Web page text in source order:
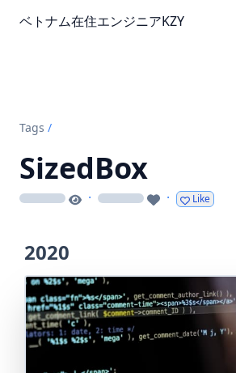
ベトナム在住エンジニアKZY
Tags /
SizedBox
loading · loading · Like
2020